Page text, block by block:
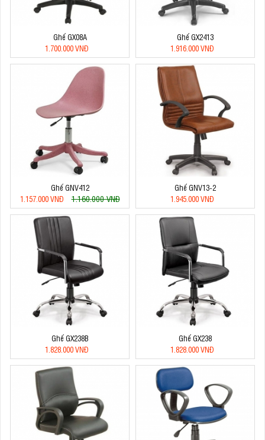
Ghế GX08A
1.700.000 VNĐ
Ghế GX2413
1.916.000 VNĐ
Ghế GNV412
1.157.000 VNĐ
1.160.000 VNĐ
Ghế GNV13-2
1.945.000 VNĐ
Ghế GX238B
1.828.000 VNĐ
Ghế GX238
1.828.000 VNĐ